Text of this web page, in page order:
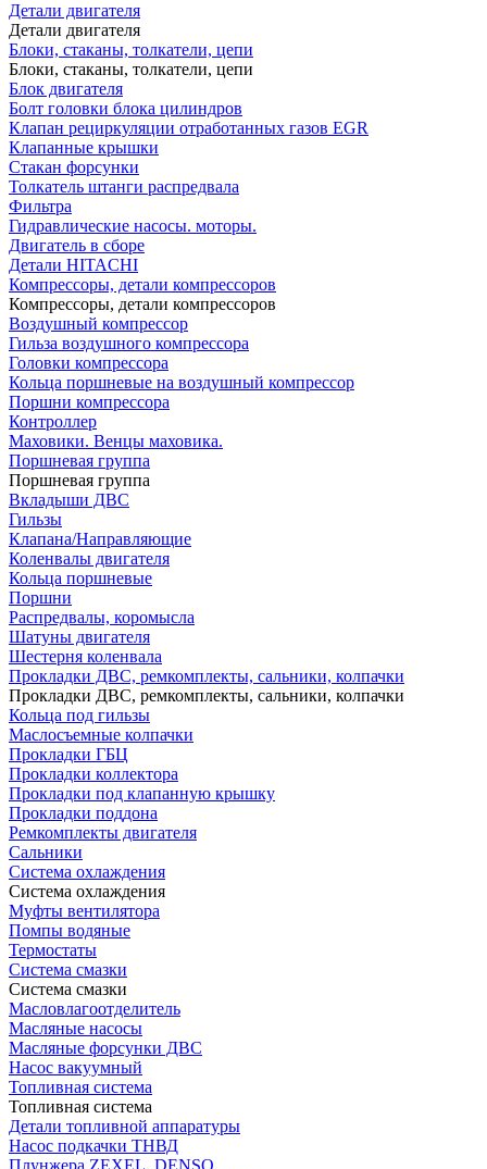
Детали двигателя
Детали двигателя
Блоки, стаканы, толкатели, цепи
Блоки, стаканы, толкатели, цепи
Блок двигателя
Болт головки блока цилиндров
Клапан рециркуляции отработанных газов EGR
Клапанные крышки
Стакан форсунки
Толкатель штанги распредвала
Фильтра
Гидравлические насосы. моторы.
Двигатель в сборе
Детали HITACHI
Компрессоры, детали компрессоров
Компрессоры, детали компрессоров
Воздушный компрессор
Гильза воздушного компрессора
Головки компрессора
Кольца поршневые на воздушный компрессор
Поршни компрессора
Контроллер
Маховики. Венцы маховика.
Поршневая группа
Поршневая группа
Вкладыши ДВС
Гильзы
Клапана/Направляющие
Коленвалы двигателя
Кольца поршневые
Поршни
Распредвалы, коромысла
Шатуны двигателя
Шестерня коленвала
Прокладки ДВС, ремкомплекты, сальники, колпачки
Прокладки ДВС, ремкомплекты, сальники, колпачки
Кольца под гильзы
Маслосъемные колпачки
Прокладки ГБЦ
Прокладки коллектора
Прокладки под клапанную крышку
Прокладки поддона
Ремкомплекты двигателя
Сальники
Система охлаждения
Система охлаждения
Муфты вентилятора
Помпы водяные
Термостаты
Система смазки
Система смазки
Масловлагоотделитель
Масляные насосы
Масляные форсунки ДВС
Насос вакуумный
Топливная система
Топливная система
Детали топливной аппаратуры
Насос подкачки ТНВД
Плунжера ZEXEL, DENSO